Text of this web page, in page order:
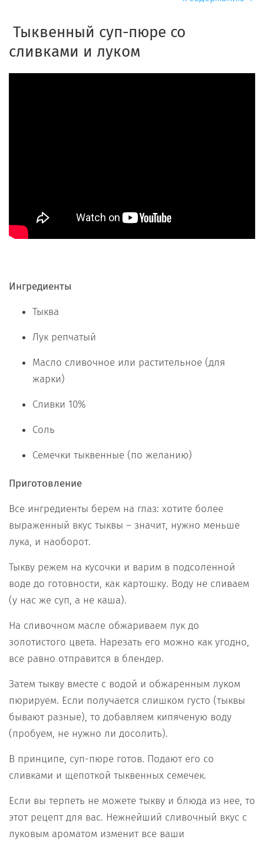
Тыквенный суп-пюре со
сливками и луком
Ингредиенты
Тыква
Лук репчатый
Масло сливочное или растительное (для
жарки)
Сливки 10%
Соль
Семечки тыквенные (по желанию)
Приготовление
Все ингредиенты берем на глаз: хотите более
выраженный вкус тыквы – значит, нужно меньше
лука, и наоборот.
Тыкву режем на кусочки и варим в подсоленной
воде до готовности, как картошку. Воду не сливаем
(у нас же суп, а не каша).
На сливочном масле обжариваем лук до
золотистого цвета. Нарезать его можно как угодно,
все равно отправится в блендер.
Затем тыкву вместе с водой и обжаренным луком
пюрируем. Если получается слишком густо (тыквы
бывают разные), то добавляем кипяченую воду
(пробуем, не нужно ли досолить).
В принципе, суп-пюре готов. Подают его со
сливками и щепоткой тыквенных семечек.
Если вы терпеть не можете тыкву и блюда из нее, то
этот рецепт для вас. Нежнейший сливочный вкус с
луковым ароматом изменит все ваши